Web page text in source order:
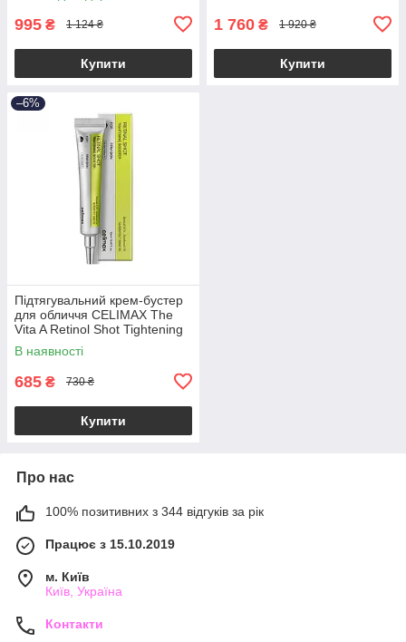
995 ₴ 1 124 ₴
Купити
1 760 ₴ 1 920 ₴
Купити
–6%
Підтягувальний крем-бустер
для обличчя CELIMAX The
Vita A Retinol Shot Tightening
Booster 15ml
В наявності
685 ₴ 730 ₴
Купити
Про нас
100% позитивних з 344 відгуків за рік
Працює з 15.10.2019
м. Київ
Київ, Україна
Контакти